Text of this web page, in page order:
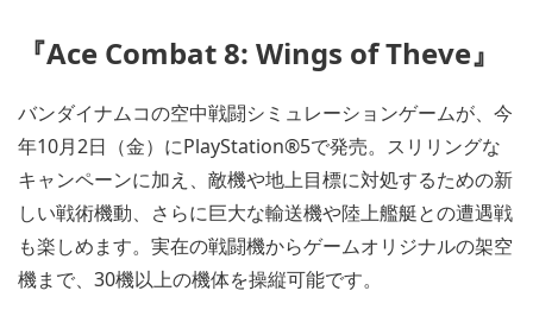
『Ace Combat 8: Wings of Theve』
バンダイナムコの空中戦闘シミュレーションゲームが、今
年10月2日（金）にPlayStation®5で発売。スリリングな
キャンペーンに加え、敵機や地上目標に対処するための新
しい戦術機動、さらに巨大な輸送機や陸上艦艇との遭遇戦
も楽しめます。実在の戦闘機からゲームオリジナルの架空
機まで、30機以上の機体を操縦可能です。